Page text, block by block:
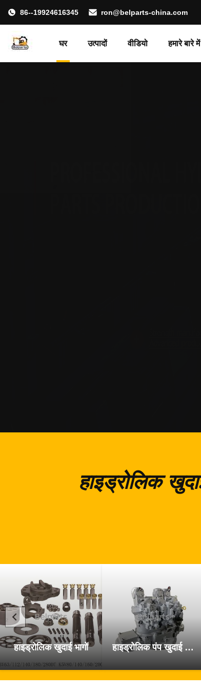
86--19924616345 ron@belparts-china.com
घर उत्पादों वीडियो हमारे बारे में
हाइड्रोलिक
हाइड्रोलिक खुदाई भागों हाइड्रोलिक पंप खुदाई के पुर्जे